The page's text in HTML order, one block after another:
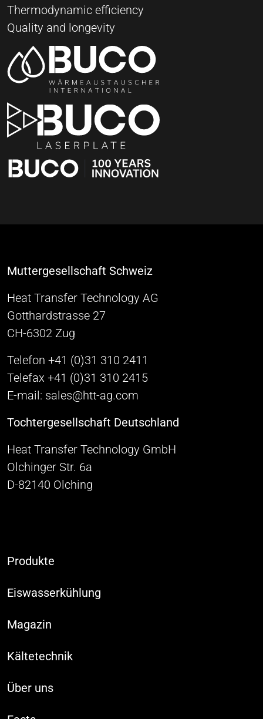
Thermodynamic efficiency
Quality and longevity
Muttergesellschaft Schweiz
Heat Transfer Technology AG
Gotthardstrasse 27
CH-6302 Zug
Telefon +41 (0)31 310 2411
Telefax +41 (0)31 310 2415
E-mail: sales@htt-ag.com
Tochtergesellschaft Deutschland
Heat Transfer Technology GmbH
Olchinger Str. 6a
D-82140 Olching
Produkte
Eiswasserkühlung
Magazin
Kältetechnik
Über uns